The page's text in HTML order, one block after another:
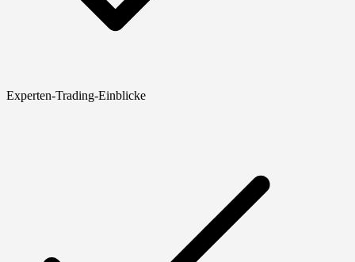
Experten-Trading-Einblicke